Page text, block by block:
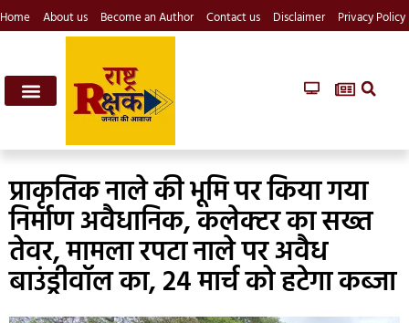
Home About us Become an Author Contact us Disclaimer Privacy Policy
प्राकृतिक नाले की भूमि पर किया गया
निर्माण अवैधानिक, कलेक्टर का सख्त
तेवर, मामला रपटा नाले पर अवैध
बाउंड्रीवॉल का, 24 मार्च को हटेगा कब्जा